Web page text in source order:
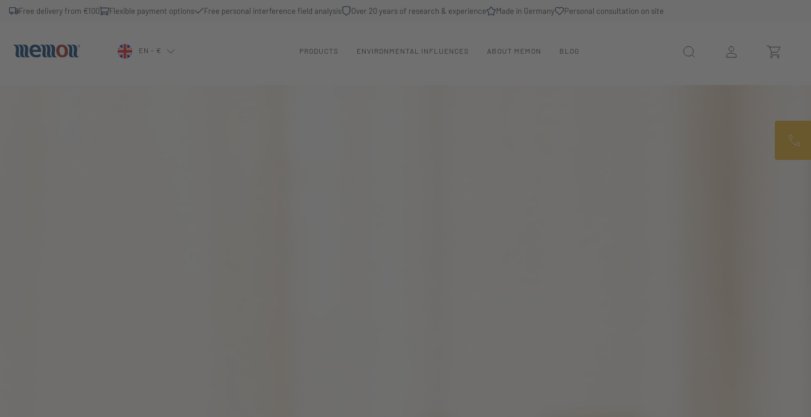
Free delivery from €100 Flexible payment options Free personal interference field analysis Over 20 years of research & experience Made in Germany Personal consultation on site
EN - € PRODUCTS ENVIRONMENTAL INFLUENCES ABOUT MEMON BLOG